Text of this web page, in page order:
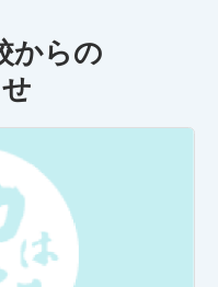
からの